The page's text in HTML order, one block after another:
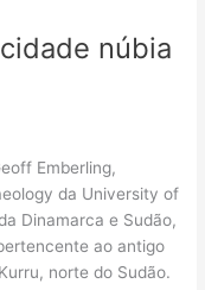
núbia
Emberling,
da University of
Dinamarca e Sudão,
ao antigo
norte do Sudão.